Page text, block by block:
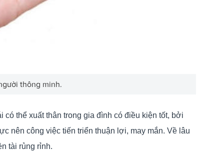
thông minh.
thể xuất thân trong gia đình có điều kiện tốt, bởi
nên công việc tiến triển thuận lợi, may mắn. Về lâu
tài rủng rỉnh.